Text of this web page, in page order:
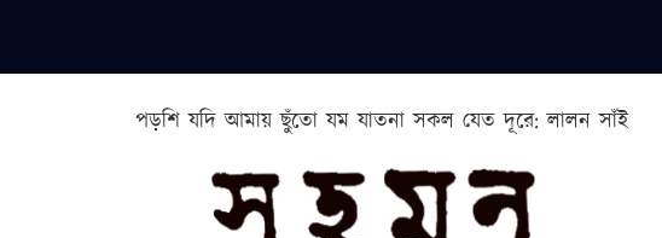
পড়শি যদি আমায় ছুঁতো যম যাতনা সকল যেত দূরে: লালন সাঁই